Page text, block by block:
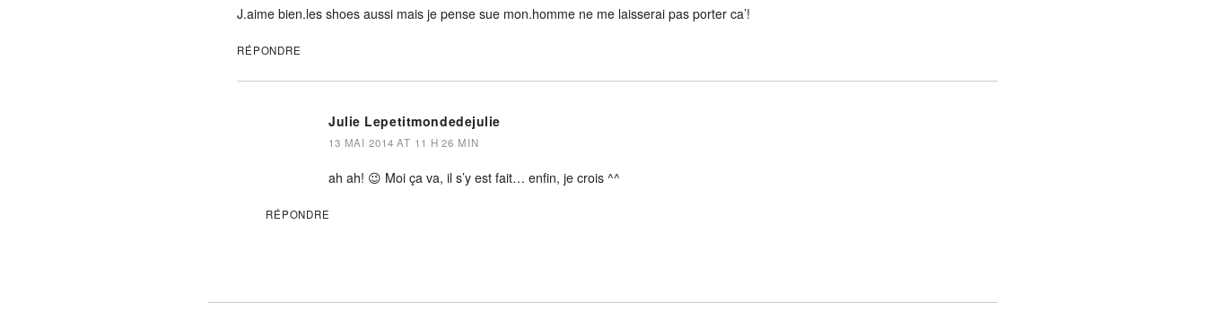
J.aime bien.les shoes aussi mais je pense sue mon.homme ne me laisserai pas porter ca’!
RÉPONDRE
Julie Lepetitmondedejulie
13 MAI 2014 AT 11 H 26 MIN
ah ah! 😉 Moi ça va, il s’y est fait… enfin, je crois ^^
RÉPONDRE